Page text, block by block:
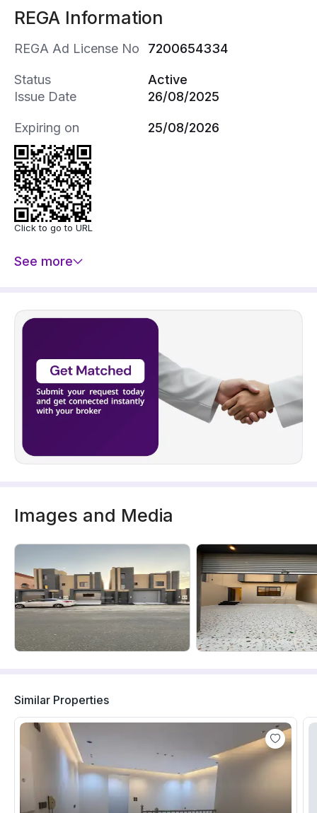
واصل كهرباء
سنة البناء: 2025
REGA Information
REGA Ad License No 7200654334
Status
Active
Issue Date
26/08/2025
Expiring on 25/08/2026
Click to go to URL
See more
Images and Media
Similar Properties